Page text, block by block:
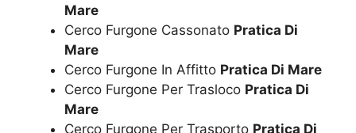
Mare
Cerco Furgone Cassonato Pratica Di
Mare
Cerco Furgone In Affitto Pratica Di Mare
Cerco Furgone Per Trasloco Pratica Di
Mare
Cerco Furgone Per Trasporto Pratica Di